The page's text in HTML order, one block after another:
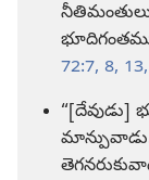
నీతిమంతులు
72:7, 8,
“[దేవుడు]
మాన్పువాడు.